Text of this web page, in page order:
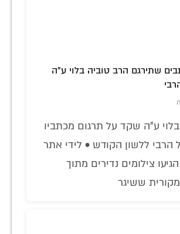
שתירגם הרב טוביה בלוי ע"ה
ע"ה שקד על תרגום מכתביו
הרבי ללשון הקודש • לידי אתר
צילומים נדירים מתוך
ששיגר